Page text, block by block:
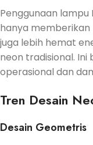
Penggunaan lampu
hanya
juga lebih hemat
neon tradisional.
operasional dan
Tren Desain
Desain Geometris